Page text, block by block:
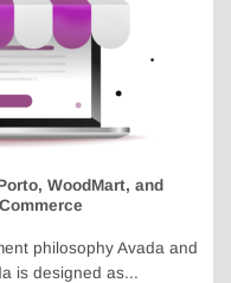
WoodMart, and
philosophy Avada and
is designed as...